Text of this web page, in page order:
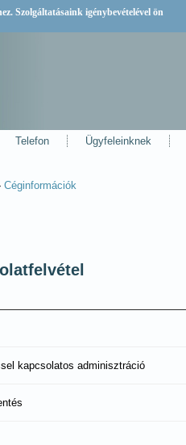
Szolgáltatásaink igénybevételével ön
Telefon Ügyfeleinknek
hely
Céginformációk
kapcsolatos adminisztráció